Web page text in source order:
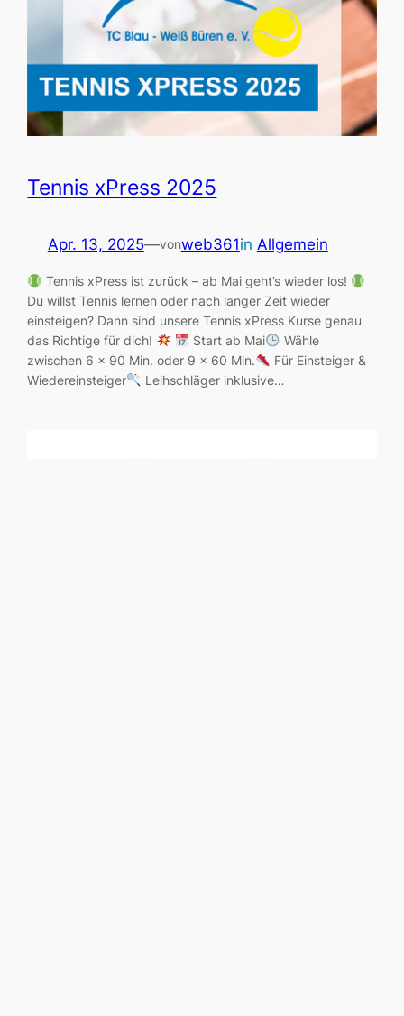
Tennis xPress 2025
Apr. 13, 2025—vonweb361in Allgemein
Tennis xPress ist zurück – ab Mai geht’s wieder los!
Du willst Tennis lernen oder nach langer Zeit wieder
einsteigen? Dann sind unsere Tennis xPress Kurse genau
das Richtige für dich!
Start ab Mai
Wähle
zwischen 6 x 90 Min. oder 9 x 60 Min.
Für Einsteiger &
Wiedereinsteiger
Leihschläger inklusive…